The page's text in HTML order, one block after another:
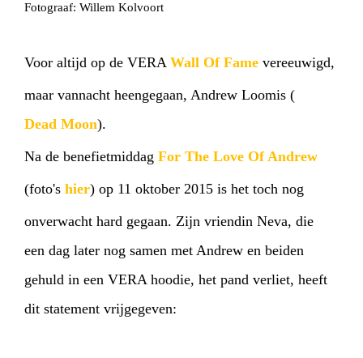
HOME AGENDAARTDIVISION
PHOTOS NEWSINFOWEBSHOP
MY TICKETS
Fotograaf: Willem Kolvoort
Voor altijd op de VERA Wall Of Fame vereeuwigd,
maar vannacht heengegaan, Andrew Loomis (
Dead Moon).
Na de benefietmiddag For The Love Of Andrew
(foto's hier) op 11 oktober 2015 is het toch nog
onverwacht hard gegaan. Zijn vriendin Neva, die
een dag later nog samen met Andrew en beiden
gehuld in een VERA hoodie, het pand verliet, heeft
dit statement vrijgegeven: